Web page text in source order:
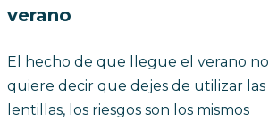
verano
El hecho de que llegue el verano no
quiere decir que dejes de utilizar las
lentillas, los riesgos son los mismos